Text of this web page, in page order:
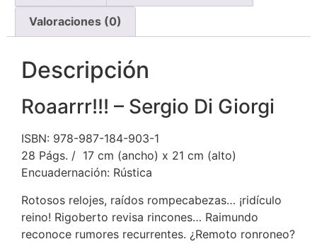
Valoraciones (0)
Descripción
Roaarrr!!! – Sergio Di Giorgi
ISBN: 978-987-184-903-1
28 Págs. / 17 cm (ancho) x 21 cm (alto)
Encuadernación: Rústica
Rotosos relojes, raídos rompecabezas… ¡ridículo
reino! Rigoberto revisa rincones… Raimundo
reconoce rumores recurrentes. ¿Remoto ronroneo?